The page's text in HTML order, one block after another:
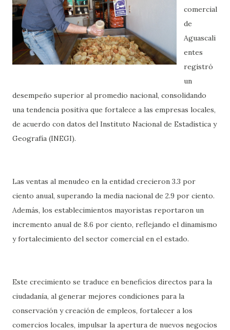
comercial
de
Aguascali
entes
registró
un
desempeño superior al promedio nacional, consolidando
una tendencia positiva que fortalece a las empresas locales,
de acuerdo con datos del Instituto Nacional de Estadística y
Geografía (INEGI).
Las ventas al menudeo en la entidad crecieron 3.3 por
ciento anual, superando la media nacional de 2.9 por ciento.
Además, los establecimientos mayoristas reportaron un
incremento anual de 8.6 por ciento, reflejando el dinamismo
y fortalecimiento del sector comercial en el estado.
Este crecimiento se traduce en beneficios directos para la
ciudadanía, al generar mejores condiciones para la
conservación y creación de empleos, fortalecer a los
comercios locales, impulsar la apertura de nuevos negocios